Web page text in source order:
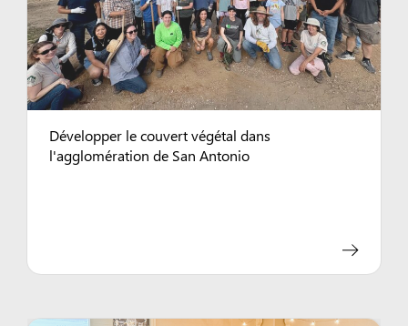
Développer le couvert végétal dans
l'agglomération de San Antonio